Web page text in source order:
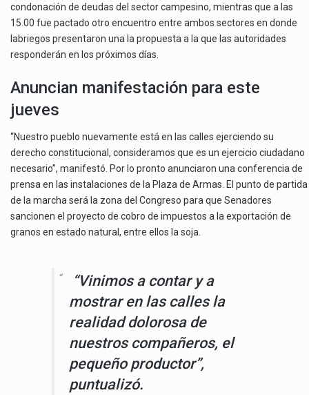
condonación de deudas del sector campesino, mientras que a las
15.00 fue pactado otro encuentro entre ambos sectores en donde
labriegos presentaron una la propuesta a la que las autoridades
responderán en los próximos días.
Anuncian manifestación para este
jueves
“Nuestro pueblo nuevamente está en las calles ejerciendo su
derecho constitucional, consideramos que es un ejercicio ciudadano
necesario”, manifestó. Por lo pronto anunciaron una conferencia de
prensa en las instalaciones de la Plaza de Armas. El punto de partida
de la marcha será la zona del Congreso para que Senadores
sancionen el proyecto de cobro de impuestos a la exportación de
granos en estado natural, entre ellos la soja.
“Vinimos a contar y a
mostrar en las calles la
realidad dolorosa de
nuestros compañeros, el
pequeño productor”,
puntualizó.